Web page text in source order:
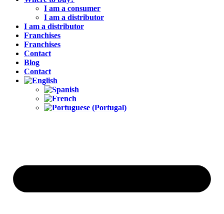
I am a consumer
I am a distributor
I am a distributor
Franchises
Franchises
Contact
Blog
Contact